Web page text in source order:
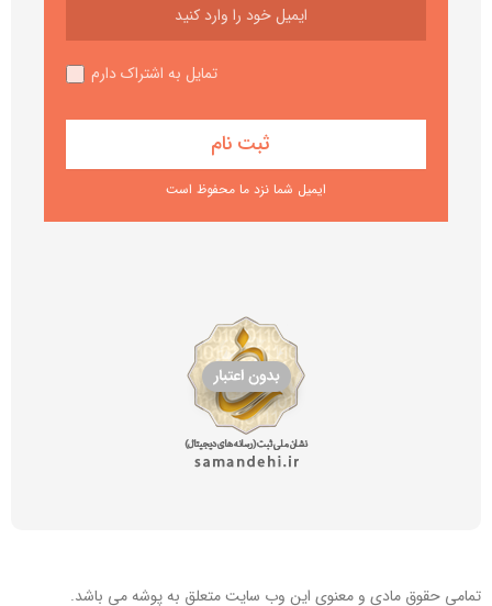
تمایل به اشتراک دارم
ایمیل شما نزد ما محفوظ است
تمامی حقوق مادی و معنوی این وب سایتمتعلق به پوشه می باشد.